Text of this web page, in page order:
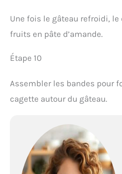
Une fois le gâteau refroidi,
fruits en pâte d’amande.
Étape 10
Assembler les bandes pour
cagette autour du gâteau.